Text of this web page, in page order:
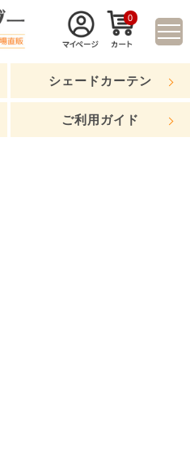
0
シェードカーテン
ご利用ガイド